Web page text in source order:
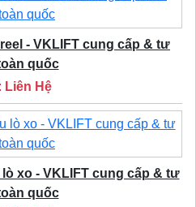
- VKLIFT cung cấp & tư
quốc
Liên Hệ
xo - VKLIFT cung cấp & tư
quốc